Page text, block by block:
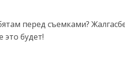
перед съемками?
это будет!